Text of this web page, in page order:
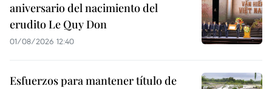
aniversario del nacimiento del
erudito Le Quy Don
01/08/2026 12:40
Esfuerzos para mantener título de